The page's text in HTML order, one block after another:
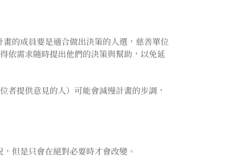
的成員要是適合做出決策的人選，慈善單位
依需求隨時提出他們的決策與幫助，以免延
者提供意見的人）可能會減慢計畫的步調，
但是只會在絕對必要時才會改變。